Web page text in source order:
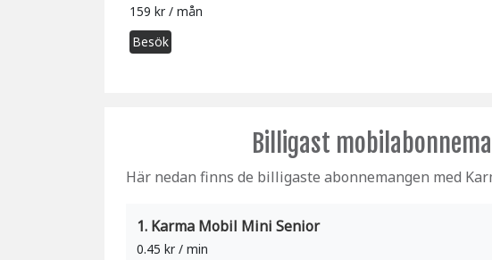
159 kr / mån
Besök
Billigast
Här nedan finns de billigaste abonnemangen med
1. Karma Mobil Mini Senior
0.45 kr / min